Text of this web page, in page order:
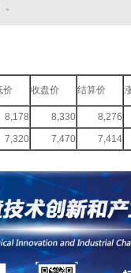
价 收盘价 结算价
8,178 8,330
8,276
7,320 7,470 7,414